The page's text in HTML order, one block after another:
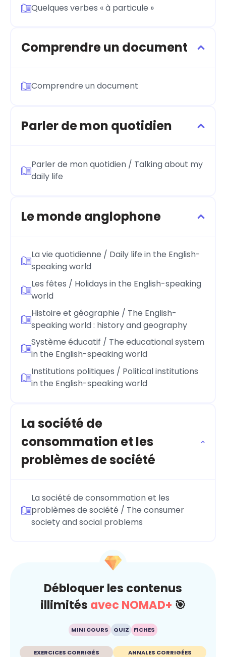
Quelques verbes « à particule »
Comprendre un document
Comprendre un document
Parler de mon quotidien
Parler de mon quotidien / Talking about my
daily life
Le monde anglophone
La vie quotidienne / Daily life in the English-
speaking world
Les fêtes / Holidays in the English-speaking
world
Histoire et géographie / The English-
speaking world : history and geography
Système éducatif / The educational system
in the English-speaking world
Institutions politiques / Political institutions
in the English-speaking world
La société de
consommation et les
problèmes de société
La société de consommation et les
problèmes de société / The consumer
society and social problems
Débloquer les contenus
illimités avec NOMAD+ 🎯
MINI COURS QUIZ FICHES
EXERCICES CORRIGÉS ANNALES CORRIGÉES